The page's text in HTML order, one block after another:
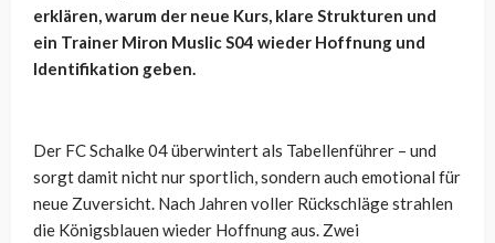
erklären, warum der neue Kurs, klare Strukturen und
ein Trainer Miron Muslic S04 wieder Hoffnung und
Identifikation geben.
Der FC Schalke 04 überwintert als Tabellenführer – und
sorgt damit nicht nur sportlich, sondern auch emotional für
neue Zuversicht. Nach Jahren voller Rückschläge strahlen
die Königsblauen wieder Hoffnung aus. Zwei